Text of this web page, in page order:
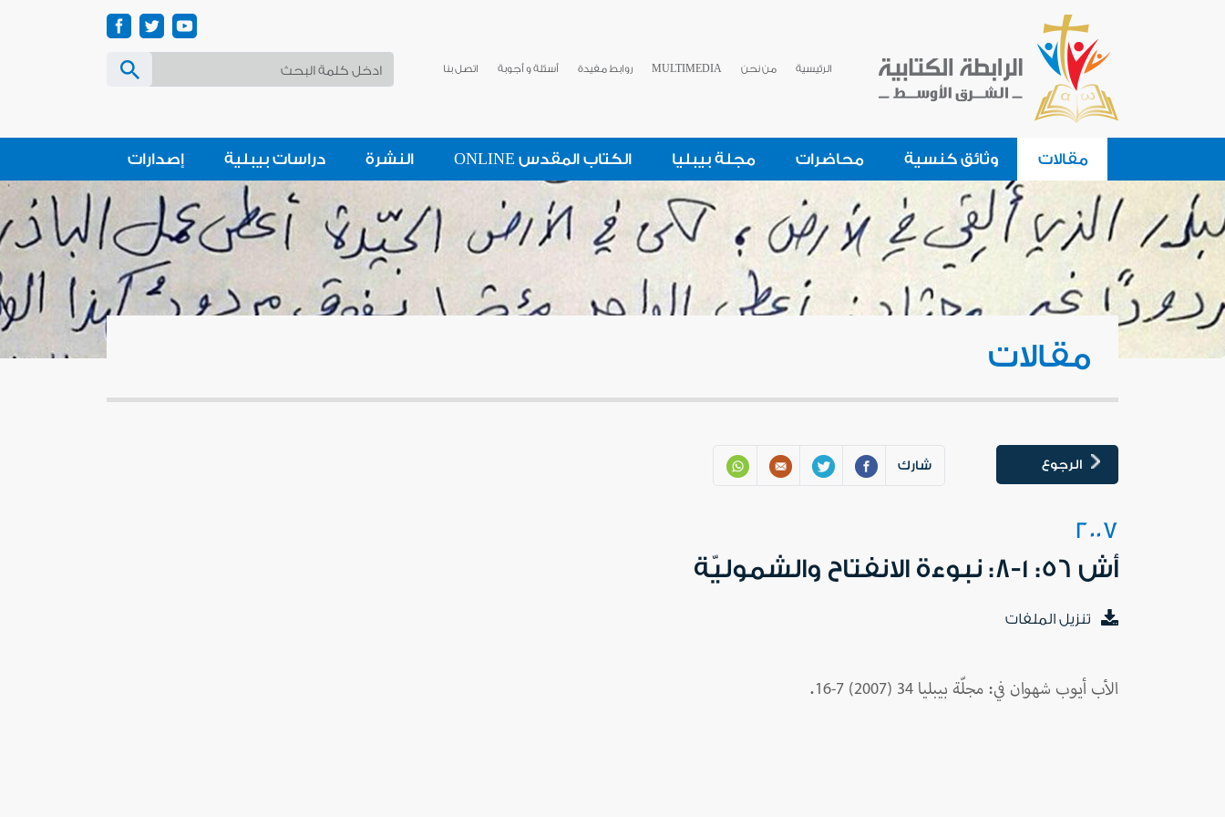
اتصل بنا أسئلة و أجوبة روابط مفيدة MULTIMEDIA من نحن الرئيسية
إصدارات دراسات بيبلية النشرة الكتاب المقدس ONLINE مجلة بيبليا محاضرات وثائق كنسية مقالات
مقالات
الرجوع شارك
2007
أش 56: 1-8: نبوءة الانفتاح والشموليّة
تنزيل الملفات
الأب أيوب شهوان في: مجلّة بيبليا 34 (2007) 7-16.